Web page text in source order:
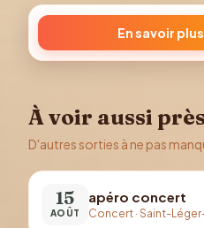
En savoir plus
À voir aussi
D'autres sorties à ne pas
15
AOÛT
apéro concert
Concert · Saint-